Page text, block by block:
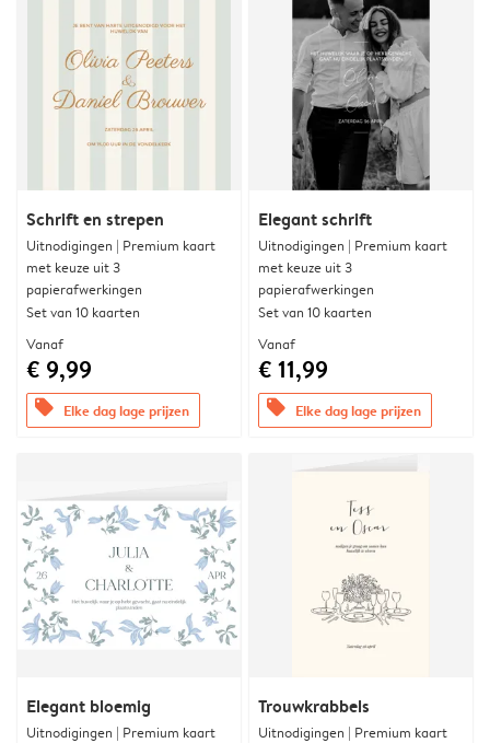
Schrift en strepen
Uitnodigingen | Premium kaart
met keuze uit 3
papierafwerkingen
Set van 10 kaarten
Vanaf
€ 9,99
offers Elke dag lage prijzen
Elegant schrift
Uitnodigingen | Premium kaart
met keuze uit 3
papierafwerkingen
Set van 10 kaarten
Vanaf
€ 11,99
offers Elke dag lage prijzen
Elegant bloemig
Uitnodigingen | Premium kaart
Trouwkrabbels
Uitnodigingen | Premium kaart